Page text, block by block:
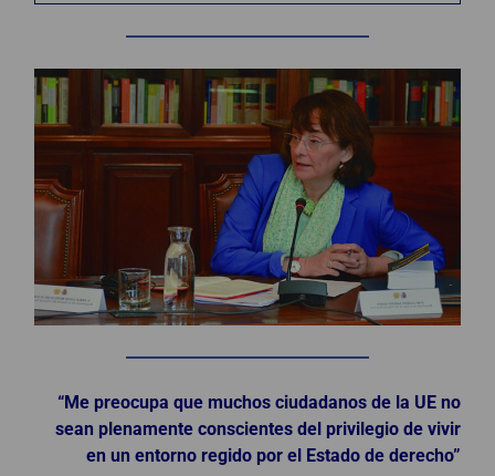
“Me preocupa que muchos ciudadanos de la UE no
sean plenamente conscientes del privilegio de vivir
en un entorno regido por el Estado de derecho”